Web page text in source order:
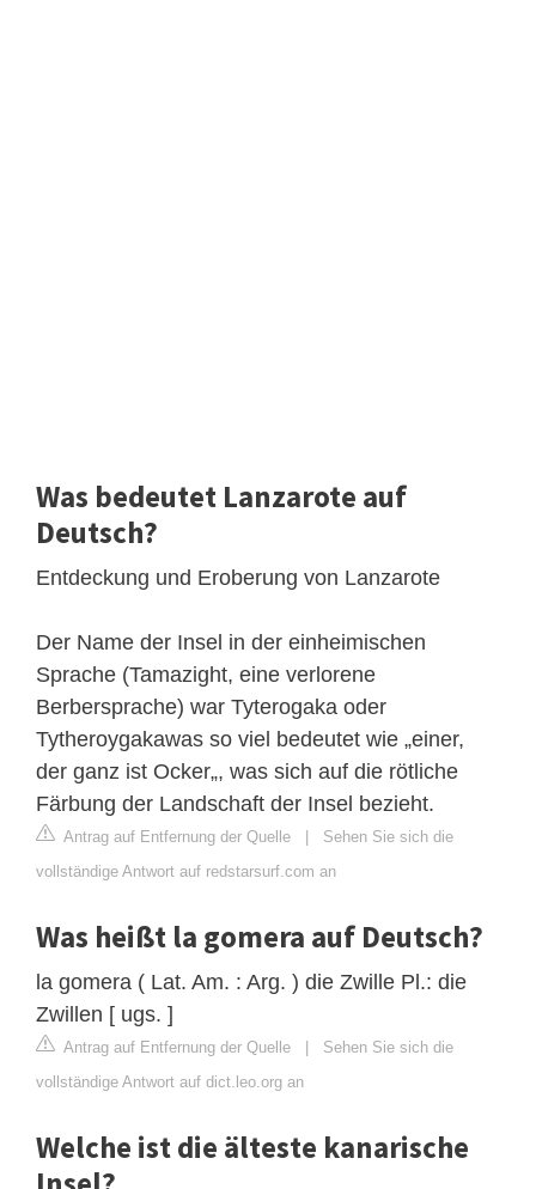
Was bedeutet Lanzarote auf
Deutsch?
Entdeckung und Eroberung von Lanzarote
Der Name der Insel in der einheimischen
Sprache (Tamazight, eine verlorene
Berbersprache) war Tyterogaka oder
Tytheroygakawas so viel bedeutet wie „einer,
der ganz ist Ocker„, was sich auf die rötliche
Färbung der Landschaft der Insel bezieht.
Antrag auf Entfernung der Quelle | Sehen Sie sich die
vollständige Antwort auf redstarsurf.com an
Was heißt la gomera auf Deutsch?
la gomera ( Lat. Am. : Arg. ) die Zwille Pl.: die
Zwillen [ ugs. ]
Antrag auf Entfernung der Quelle | Sehen Sie sich die
vollständige Antwort auf dict.leo.org an
Welche ist die älteste kanarische